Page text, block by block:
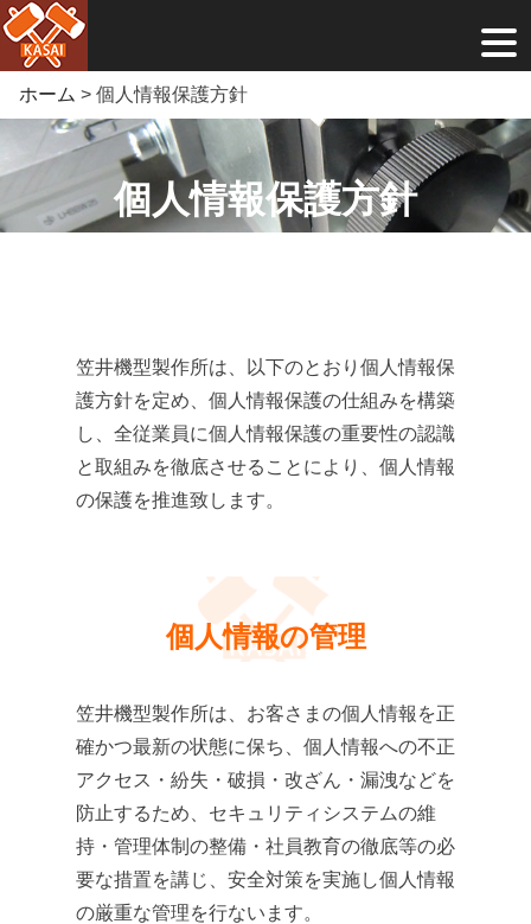
Skip
content
ホーム > 個人情報保護方針
個人情報保護方針
笠井機型製作所は、以下のとおり個人情報保
護方針を定め、個人情報保護の仕組みを構築
し、全従業員に個人情報保護の重要性の認識
と取組みを徹底させることにより、個人情報
の保護を推進致します。
個人情報の管理
笠井機型製作所は、お客さまの個人情報を正
確かつ最新の状態に保ち、個人情報への不正
アクセス・紛失・破損・改ざん・漏洩などを
防止するため、セキュリティシステムの維
持・管理体制の整備・社員教育の徹底等の必
要な措置を講じ、安全対策を実施し個人情報
の厳重な管理を行ないます。